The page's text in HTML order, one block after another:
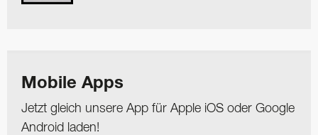
Mobile Apps
Jetzt gleich unsere App für Apple iOS oder Google
Android laden!